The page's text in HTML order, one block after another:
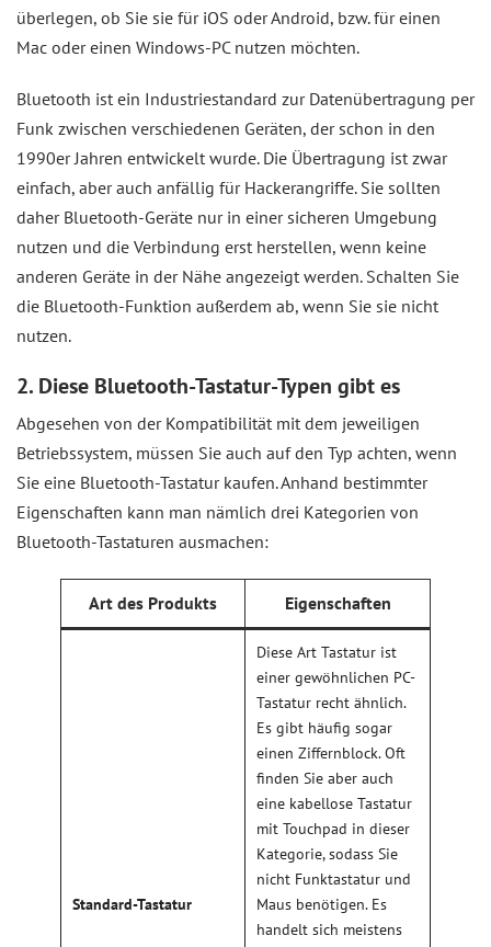
überlegen, ob Sie sie für iOS oder Android, bzw. für einen
Mac oder einen Windows-PC nutzen möchten.
Bluetooth ist ein Industriestandard zur Datenübertragung per
Funk zwischen verschiedenen Geräten, der schon in den
1990er Jahren entwickelt wurde. Die Übertragung ist zwar
einfach, aber auch anfällig für Hackerangriffe. Sie sollten
daher Bluetooth-Geräte nur in einer sicheren Umgebung
nutzen und die Verbindung erst herstellen, wenn keine
anderen Geräte in der Nähe angezeigt werden. Schalten Sie
die Bluetooth-Funktion außerdem ab, wenn Sie sie nicht
nutzen.
2. Diese Bluetooth-Tastatur-Typen gibt es
Abgesehen von der Kompatibilität mit dem jeweiligen
Betriebssystem, müssen Sie auch auf den Typ achten, wenn
Sie eine Bluetooth-Tastatur kaufen. Anhand bestimmter
Eigenschaften kann man nämlich drei Kategorien von
Bluetooth-Tastaturen ausmachen:
Art des Produkts Eigenschaften
Standard-Tastatur
Diese Art Tastatur ist
einer gewöhnlichen PC-
Tastatur recht ähnlich.
Es gibt häufig sogar
einen Ziffernblock. Oft
finden Sie aber auch
eine kabellose Tastatur
mit Touchpad in dieser
Kategorie, sodass Sie
nicht Funktastatur und
Maus benötigen. Es
handelt sich meistens